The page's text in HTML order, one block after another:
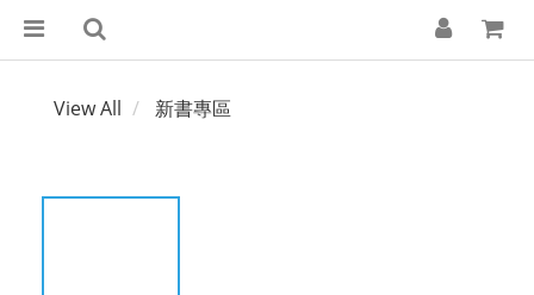
View All 新書專區